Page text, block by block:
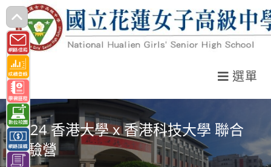
跳
轉
至
主
要
內
容
選單
2024 香港大學 x 香港科技大學 聯合
體驗營